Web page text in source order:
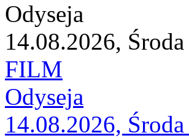
Odyseja
14.08.2026,
FILM
Odyseja
14.08.2026,